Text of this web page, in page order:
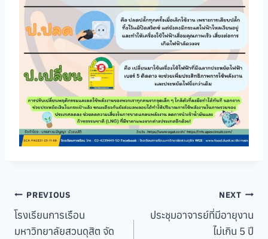
Post
navigation
PREVIOUS
โรงเรียนการเรือน
มหาวิทยาลัยสวนดุสิต จัด
NEXT
ประชุมอาจารย์ที่มีอายุงาน
ไม่เกิน 5 ปี